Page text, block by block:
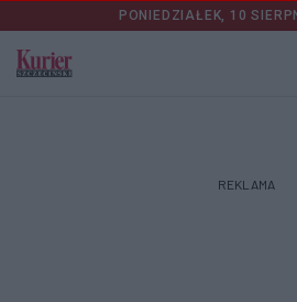
PONIEDZIAŁEK, 10
REKLAMA